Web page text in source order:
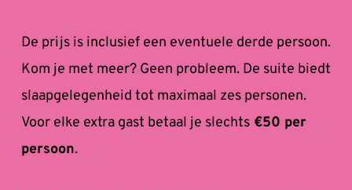
De prijs is inclusief een eventuele derde persoon.
Kom je met meer? Geen probleem. De suite biedt
slaapgelegenheid tot maximaal zes personen.
Voor elke extra gast betaal je slechts €50 per
persoon.